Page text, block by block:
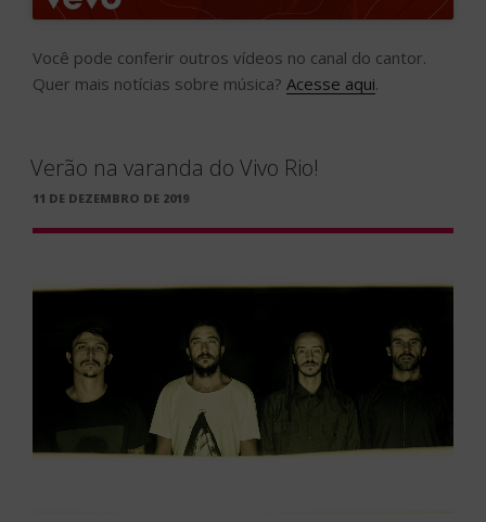
Você pode conferir outros vídeos no canal do cantor.
Quer mais notícias sobre música? Acesse aqui.
Verão na varanda do Vivo Rio!
PUBLICADO
11 DE DEZEMBRO DE 2019